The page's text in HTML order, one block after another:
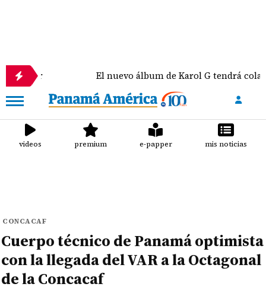
El nuevo álbum de Karol G tendrá
videos premium e-papper mis noticias
CONCACAF
Cuerpo técnico de Panamá optimista
con la llegada del VAR a la Octagonal
de la Concacaf